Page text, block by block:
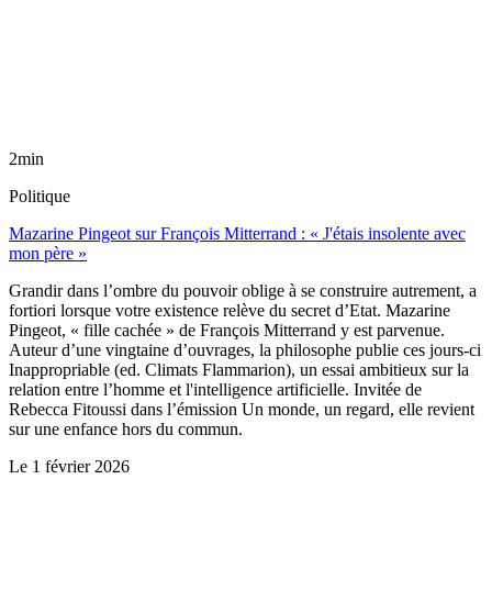
2min
Politique
Mazarine Pingeot sur François Mitterrand : « J'étais insolente avec
mon père »
Grandir dans l’ombre du pouvoir oblige à se construire autrement, a
fortiori lorsque votre existence relève du secret d’Etat. Mazarine
Pingeot, « fille cachée » de François Mitterrand y est parvenue.
Auteur d’une vingtaine d’ouvrages, la philosophe publie ces jours-ci
Inappropriable (ed. Climats Flammarion), un essai ambitieux sur la
relation entre l’homme et l'intelligence artificielle. Invitée de
Rebecca Fitoussi dans l’émission Un monde, un regard, elle revient
sur une enfance hors du commun.
Le 1 février 2026